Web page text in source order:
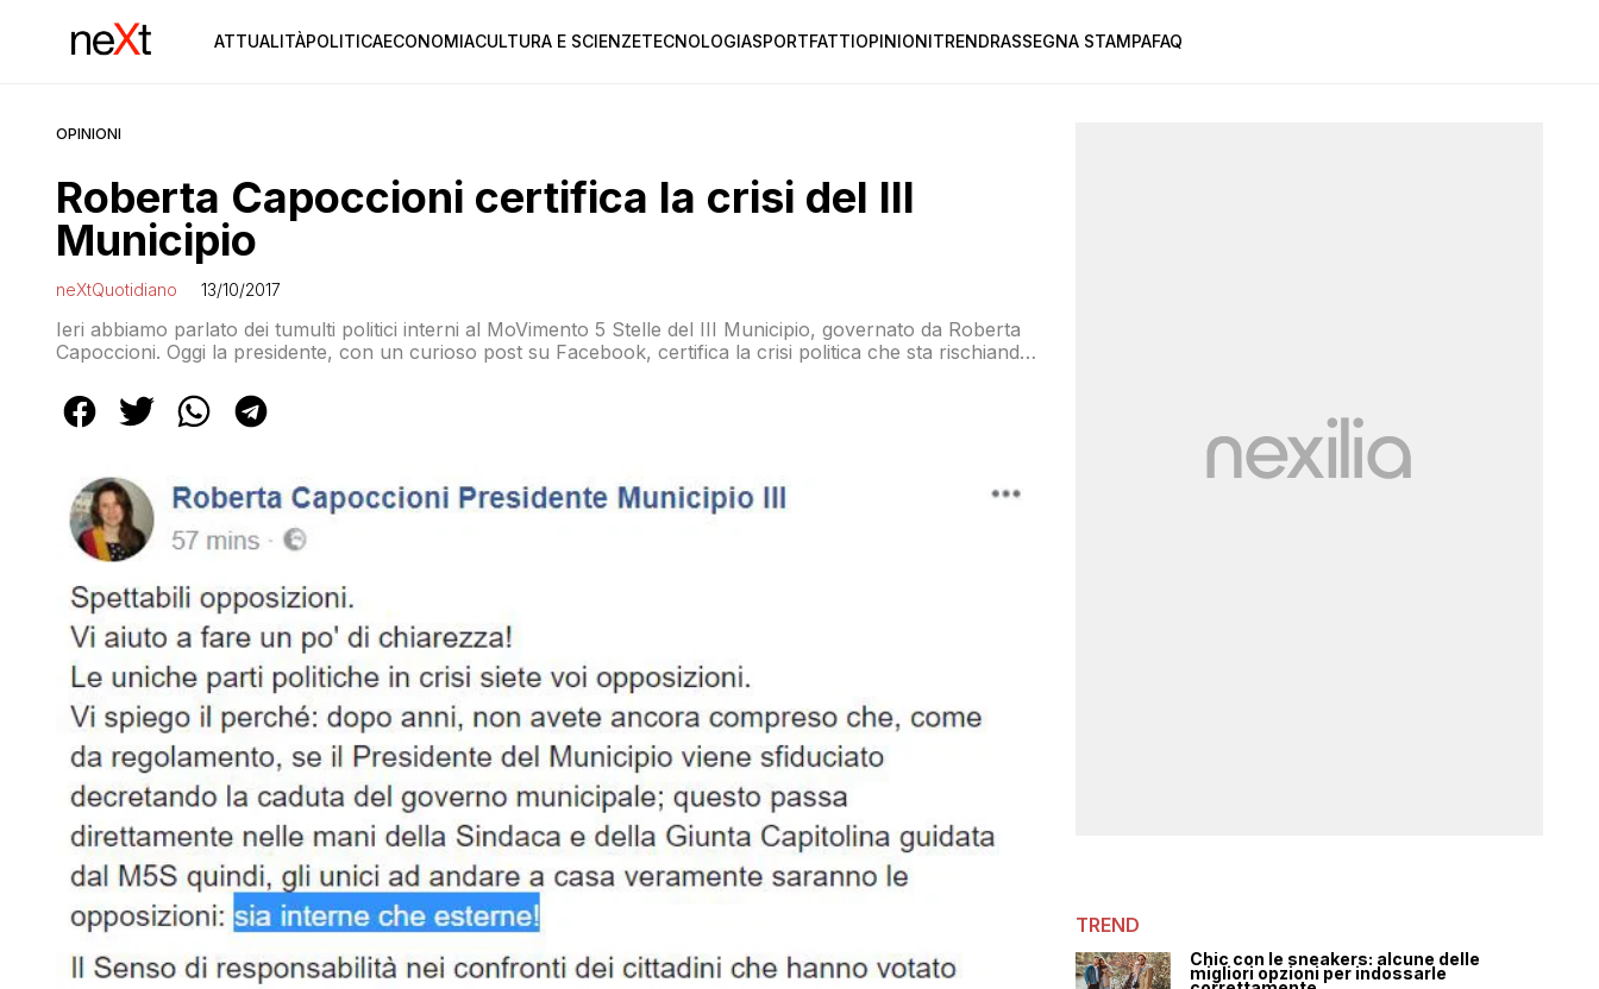
ATTUALITÀPOLITICAECONOMIACULTURA E SCIENZETECNOLOGIASPORTFATTIOPINIONITRENDRASSEGNA STAMPAFAQ
OPINIONI
Roberta Capoccioni certifica la crisi del III
Municipio
neXtQuotidiano 13/10/2017
Ieri abbiamo parlato dei tumulti politici interni al MoVimento 5 Stelle del III Municipio, governato da Roberta
Capoccioni. Oggi la presidente, con un curioso post su Facebook, certifica la crisi politica che sta rischiando
TREND
Chic con le sneakers: alcune delle
migliori opzioni per indossarle